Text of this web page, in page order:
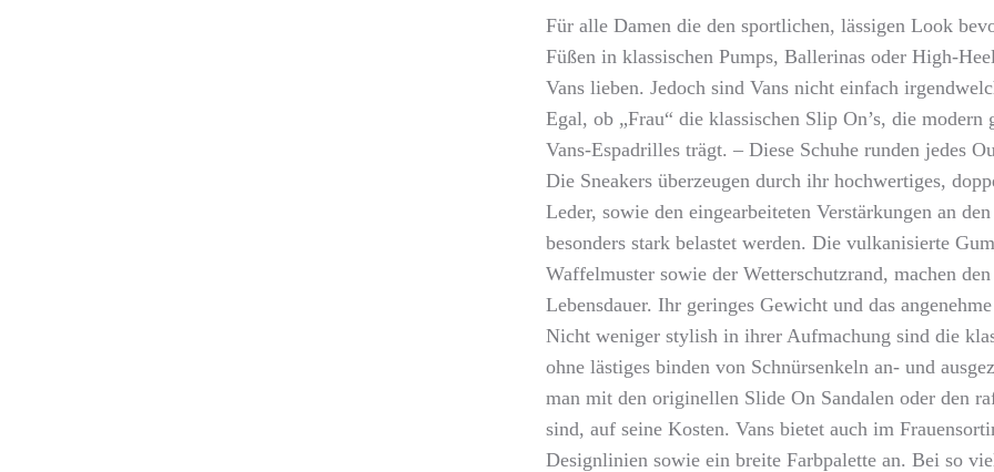
Für alle Damen die den sportlichen, lässigen Look
Füßen in klassischen Pumps, Ballerinas oder High-
Vans lieben. Jedoch sind Vans nicht einfach
Egal, ob „Frau“ die klassischen Slip On’s, die
Vans-Espadrilles trägt. – Diese Schuhe runden jedes
Die Sneakers überzeugen durch ihr hochwertiges,
Leder, sowie den eingearbeiteten Verstärkungen an
besonders stark belastet werden. Die vulkanisierte
Waffelmuster sowie der Wetterschutzrand, machen
Lebensdauer. Ihr geringes Gewicht und das
Nicht weniger stylish in ihrer Aufmachung sind die
ohne lästiges binden von Schnürsenkeln an- und
man mit den originellen Slide On Sandalen oder den
sind, auf seine Kosten. Vans bietet auch im
Designlinien sowie ein breite Farbpalette an. Bei so